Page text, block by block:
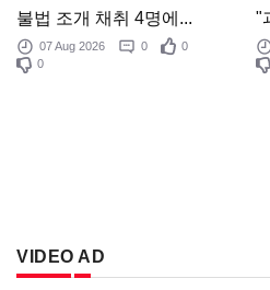
불법 조개 채취 4명에...
07 Aug 2026 0
0
0
"
VIDEO AD